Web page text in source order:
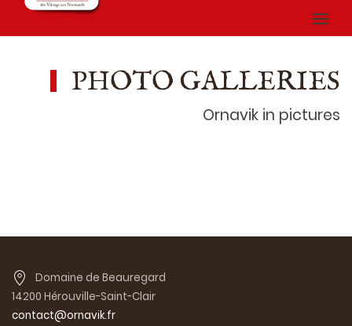
PHOTO GALLERIES
Ornavik in pictures
Domaine de Beauregard
14200 Hérouville-Saint-Clair
contact@ornavik.fr